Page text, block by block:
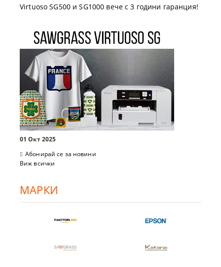
Virtuoso SG500 и SG1000 вече с 3 години гаранция!
01 Окт 2025
Абонирай се за новини
Виж всички
МАРКИ